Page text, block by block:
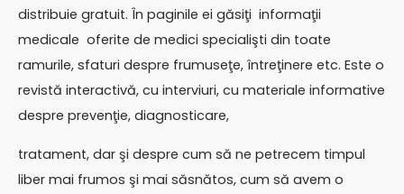
distribuie gratuit. În paginile ei găsiţi informaţii
medicale oferite de medici specialişti din toate
ramurile, sfaturi despre frumuseţe, întreţinere etc. Este o
revistă interactivă, cu interviuri, cu materiale informative
despre prevenţie, diagnosticare,
tratament, dar şi despre cum să ne petrecem timpul
liber mai frumos şi mai săsnătos, cum să avem o